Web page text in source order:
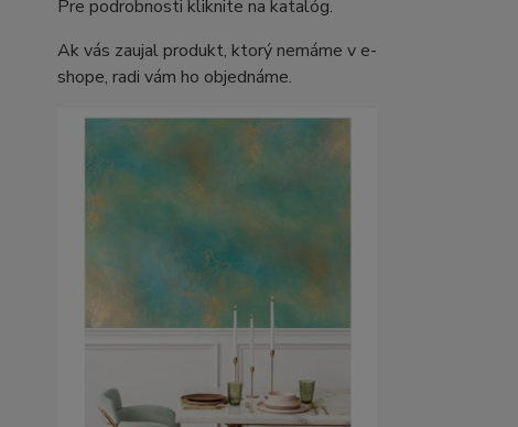
Pre podrobnosti kliknite na katalóg.
Ak vás zaujal produkt, ktorý nemáme v e-
shope, radi vám ho objednáme.